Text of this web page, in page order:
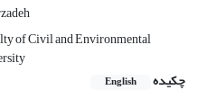
of Civil and Environmental
چکیده
English